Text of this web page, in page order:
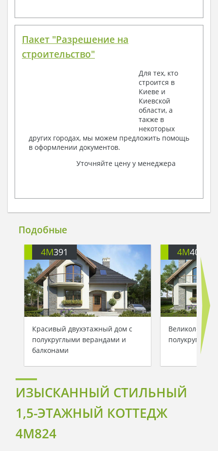
Пакет "Разрешение на
строительство"
Для тех, кто
строится в
Киеве и
Киевской
области, а
также в
некоторых
других городах, мы можем предложить помощь
в оформлении документов.
Уточняйте цену у менеджера
Подобные
4M391
Красивый двухэтажный дом с
полукруглыми верандами и
балконами
4M401
ИЗЫСКАННЫЙ СТИЛЬНЫЙ
1,5-ЭТАЖНЫЙ КОТТЕДЖ
4M824